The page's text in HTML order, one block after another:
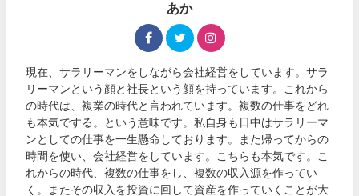
あか
現在、サラリーマンをしながら会社経営をしています。サラ
リーマンという顔と社長という顔を持っています。これから
の時代は、複業の時代と言われています。複数の仕事をどれ
も本気でする。という意味です。私自身も日中はサラリーマ
ンとしての仕事を一生懸命しております。また帰ってからの
時間を使い、会社経営をしています。こちらも本気です。こ
れからの時代、複数の仕事をし、複数の収入源を作ってい
く。またその収入を投資に回して資産を作っていくことが大